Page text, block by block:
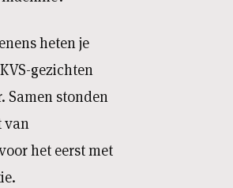
heten je
gezichten
Samen stonden
van
het eerst met